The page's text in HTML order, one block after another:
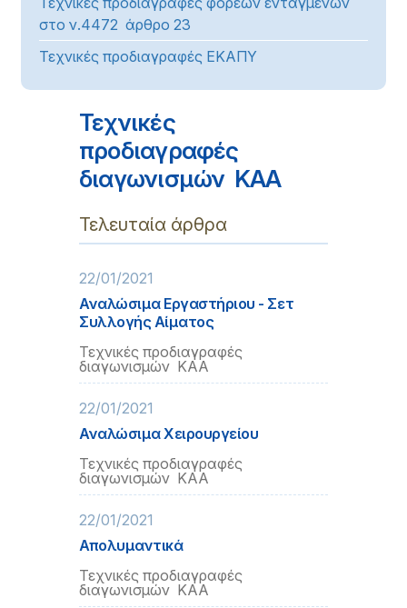
στο ν.4472 άρθρο 23
Τεχνικές προδιαγραφές ΕΚΑΠΥ
Τεχνικές
προδιαγραφές
διαγωνισμών ΚΑΑ
Τελευταία άρθρα
22/01/2021
Αναλώσιμα Εργαστήριου - Σετ
Συλλογής Αίματος
Τεχνικές προδιαγραφές
διαγωνισμών ΚΑΑ
22/01/2021
Αναλώσιμα Χειρουργείου
Τεχνικές προδιαγραφές
διαγωνισμών ΚΑΑ
22/01/2021
Απολυμαντικά
Τεχνικές προδιαγραφές
διαγωνισμών ΚΑΑ